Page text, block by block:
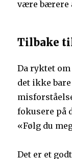
være bærere
Tilbake til
Da ryktet om
det ikke
fokusere på
«Følg du
Det er et